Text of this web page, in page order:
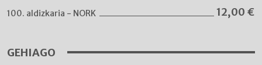
100. aldizkaria - NORK 12,00 €
GEHIAGO